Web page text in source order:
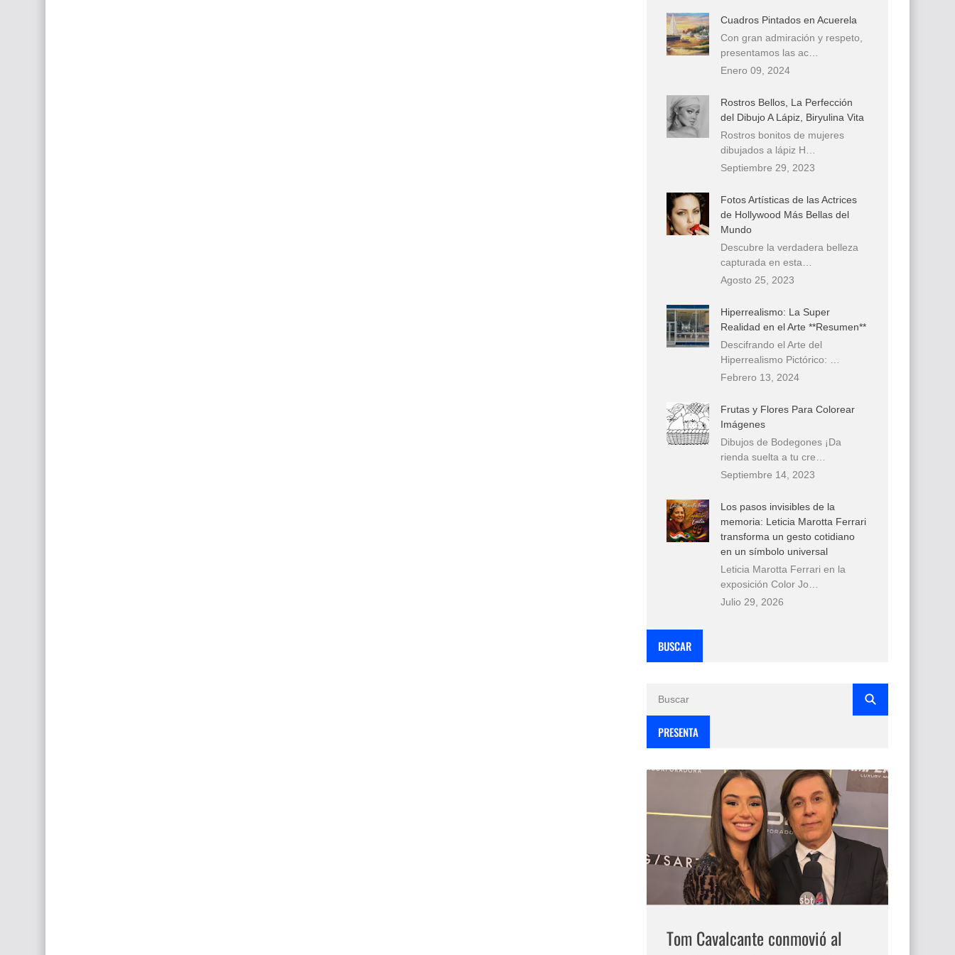
Cuadros Pintados en Acuerela
Con gran admiración y respeto,
presentamos las ac…
Enero 09, 2024
Rostros Bellos, La Perfección
del Dibujo A Lápiz, Biryulina Vita
Rostros bonitos de mujeres
dibujados a lápiz H…
Septiembre 29, 2023
Fotos Artísticas de las Actrices
de Hollywood Más Bellas del
Mundo
Descubre la verdadera belleza
capturada en esta…
Agosto 25, 2023
Hiperrealismo: La Super
Realidad en el Arte **Resumen**
Descifrando el Arte del
Hiperrealismo Pictórico: …
Febrero 13, 2024
Frutas y Flores Para Colorear
Imágenes
Dibujos de Bodegones ¡Da
rienda suelta a tu cre…
Septiembre 14, 2023
Los pasos invisibles de la
memoria: Leticia Marotta Ferrari
transforma un gesto cotidiano
en un símbolo universal
Leticia Marotta Ferrari en la
exposición Color Jo…
Julio 29, 2026
BUSCAR
PRESENTA
Tom Cavalcante conmovió al